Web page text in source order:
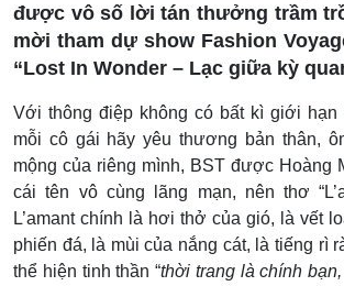
được vô số lời tán thưởng trầm
mời tham dự show Fashion
“Lost In Wonder – Lạc giữa kỳ
Với thông điệp không có bất kì giới hạn
mỗi cô gái hãy yêu thương bản thân,
mộng của riêng mình, BST được Hoàng
cái tên vô cùng lãng mạn, nên thơ
L’amant chính là hơi thở của gió, là vết
phiến đá, là mùi của nắng cát, là tiếng rì
thể hiện tinh thần “thời trang là chính